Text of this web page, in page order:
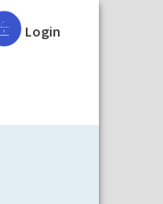
Login